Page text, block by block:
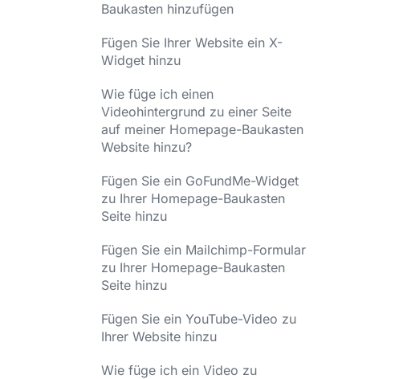
Baukasten hinzufügen
Fügen Sie Ihrer Website ein X-
Widget hinzu
Wie füge ich einen
Videohintergrund zu einer Seite
auf meiner Homepage-Baukasten
Website hinzu?
Fügen Sie ein GoFundMe-Widget
zu Ihrer Homepage-Baukasten
Seite hinzu
Fügen Sie ein Mailchimp-Formular
zu Ihrer Homepage-Baukasten
Seite hinzu
Fügen Sie ein YouTube-Video zu
Ihrer Website hinzu
Wie füge ich ein Video zu